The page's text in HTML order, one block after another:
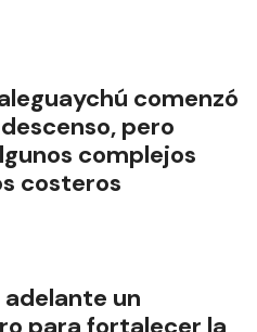
comenzó
pero
complejos
costeros
adelante un